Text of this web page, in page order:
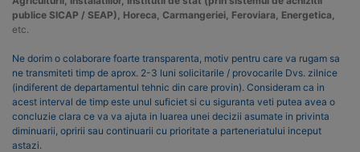
publice SICAP / SEAP), Horeca, Carmangeriei, Feroviara, Energetica,
etc.
Ne dorim o colaborare foarte transparenta, motiv pentru care va rugam sa
ne transmiteti timp de aprox. 2-3 luni solicitarile / provocarile Dvs. zilnice
(indiferent de departamentul tehnic din care provin). Consideram ca in
acest interval de timp este unul suficiet si cu siguranta veti putea avea o
concluzie clara ce va va ajuta in luarea unei decizii asumate in privinta
diminuarii, opririi sau continuarii cu prioritate a parteneriatului inceput
astazi.